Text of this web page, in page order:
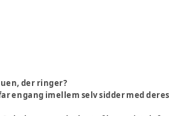
der ringer?
engang imellem selv sidder med